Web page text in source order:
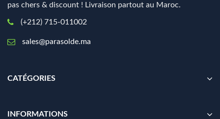
pas chers & discount ! Livraison partout au Maroc.
(+212) 715-011002
sales@parasolde.ma
CATÉGORIES
INFORMATIONS